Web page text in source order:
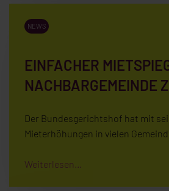
NEWS
EINFACHER
NACHBARGEMEINDE
Der Bundesgerichtshof hat mit
Mieterhöhungen in vielen
Weiterlesen...